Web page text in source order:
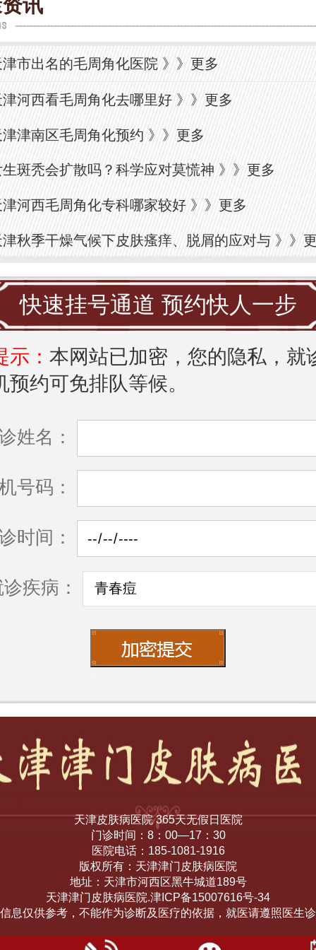
讯
津市出名的毛周角化医院》》 更多
津河西看毛周角化去哪里好 》》 更多
津津南区毛周角化预约 》》 更多
生斑秃会扩散吗？科学应对莫慌神》》 更多
津河西毛周角化专科哪家较好 》》更多
津秋季干燥气候下皮肤瘙痒、脱屑的应对与 》》
快速挂号通道 预约快人一步
示： 本网站已加密，您的隐私，就
预约可免排队等候。
姓名：
号码：
时间：
疾病：
天津皮肤病医院 365天无假日医院
门诊时间：8：00—17：30
医院电话：185-1081-1916
版权所有：天津津门皮肤病医院
地址：天津市河西区黑牛城道189号
天津津门皮肤病医院.津ICP备15007616号-34
息仅供参考，不能作为诊断及医疗的依据，就医请遵照医生